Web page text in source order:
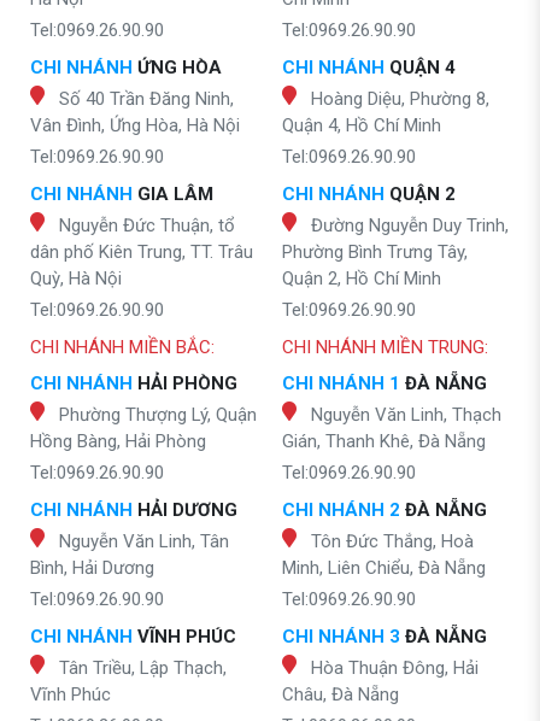
Tel:0969.26.90.90
CHI NHÁNH ỨNG HÒA
Số 40 Trần Đăng Ninh,
Vân Đình, Ứng Hòa, Hà Nội
Tel:0969.26.90.90
CHI NHÁNH GIA LÂM
Nguyễn Đức Thuận, tổ
dân phố Kiên Trung, TT. Trâu
Quỳ, Hà Nội
Tel:0969.26.90.90
Tel:0969.26.90.90
CHI NHÁNH QUẬN 4
Hoàng Diệu, Phường 8,
Quận 4, Hồ Chí Minh
Tel:0969.26.90.90
CHI NHÁNH QUẬN 2
Đường Nguyễn Duy Trinh,
Phường Bình Trưng Tây,
Quận 2, Hồ Chí Minh
Tel:0969.26.90.90
CHI NHÁNH MIỀN BẮC:
CHI NHÁNH HẢI PHÒNG
Phường Thượng Lý, Quận
Hồng Bàng, Hải Phòng
Tel:0969.26.90.90
CHI NHÁNH HẢI DƯƠNG
Nguyễn Văn Linh, Tân
Bình, Hải Dương
Tel:0969.26.90.90
CHI NHÁNH VĨNH PHÚC
Tân Triều, Lập Thạch,
Vĩnh Phúc
CHI NHÁNH MIỀN TRUNG:
CHI NHÁNH 1 ĐÀ NẴNG
Nguyễn Văn Linh, Thạch
Gián, Thanh Khê, Đà Nẵng
Tel:0969.26.90.90
CHI NHÁNH 2 ĐÀ NẴNG
Tôn Đức Thắng, Hoà
Minh, Liên Chiểu, Đà Nẵng
Tel:0969.26.90.90
CHI NHÁNH 3 ĐÀ NẴNG
Hòa Thuận Đông, Hải
Châu, Đà Nẵng